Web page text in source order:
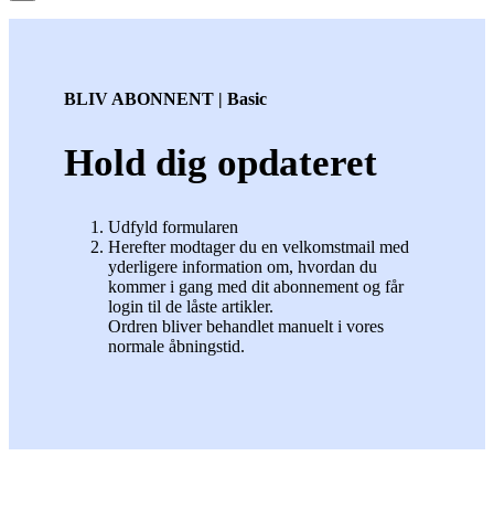
BLIV ABONNENT | Basic
Hold dig opdateret
Udfyld formularen
Herefter modtager du en velkomstmail med
yderligere information om, hvordan du
kommer i gang med dit abonnement og får
login til de låste artikler.
Ordren bliver behandlet manuelt i vores
normale åbningstid.